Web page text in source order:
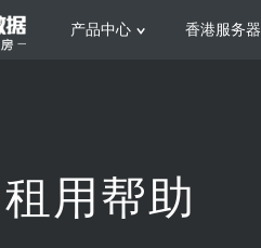
产品中心
新加坡服务器 台湾服务器
香港服务器
根据不同规模的网站提供可定制化的架
构和 一站式协助
租用帮助